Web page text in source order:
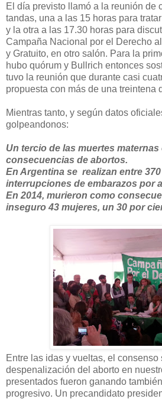
El día previsto llamó a la reunión de
tandas, una a las 15 horas para
y la otra a las 17.30 horas para
Campaña Nacional por el Derecho
y Gratuito, en otro salón. Para la
hubo quórum y Bullrich entonces
tuvo la reunión que durante casi
propuesta con más de una treintena
Mientras tanto, y según datos
golpeandonos:
Un tercio de las muertes maternas
consecuencias de abortos.
En Argentina se realizan entre
interrupciones de embarazos por
En 2014, murieron como
inseguro 43 mujeres, un 30 por
Entre las idas y vueltas, el consenso
despenalización del aborto en
presentados fueron ganando
progresivo. Un precandidato